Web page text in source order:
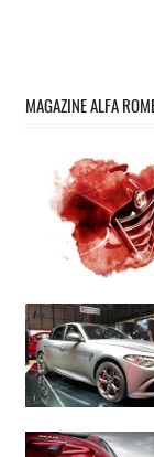
MAGAZINE ALFA